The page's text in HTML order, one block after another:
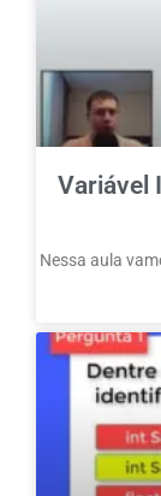
Variável
Nessa aula